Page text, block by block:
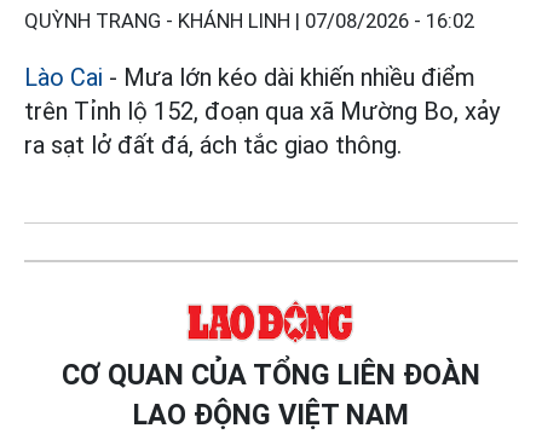
QUỲNH TRANG - KHÁNH LINH | 07/08/2026 - 16:02
Lào Cai - Mưa lớn kéo dài khiến nhiều điểm
trên Tỉnh lộ 152, đoạn qua xã Mường Bo, xảy
ra sạt lở đất đá, ách tắc giao thông.
CƠ QUAN CỦA TỔNG LIÊN ĐOÀN
LAO ĐỘNG VIỆT NAM